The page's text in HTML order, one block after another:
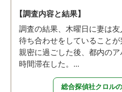
【調査内容と結果】
調査の結果、木曜日に妻は
待ち合わせをしていること
親密に過ごした後、都内の
時間滞在した。...
総合探偵社クロル